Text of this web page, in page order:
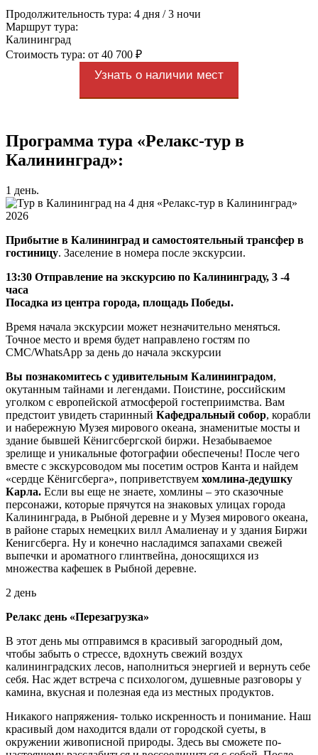
Продолжительность тура: 4 дня / 3 ночи
Маршрут тура:
Калининград
Стоимость тура: от 40 700 ₽
Узнать о наличии мест
Программа тура «Релакс-тур в
Калининград»:
1 день.
Прибытие в Калининград и самостоятельный трансфер в
гостиницу. Заселение в номера после экскурсии.
13:30 Отправление на экскурсию по Калининграду, 3 -4
часа
Посадка из центра города, площадь Победы.
Время начала экскурсии может незначительно меняться.
Точное место и время будет направлено гостям по
СМС/WhatsApp за день до начала экскурсии
Вы познакомитесь с удивительным Калининградом,
окутанным тайнами и легендами. Поистине, российским
уголком с европейской атмосферой гостеприимства. Вам
предстоит увидеть старинный Кафедральный собор, корабли
и набережную Музея мирового океана, знаменитые мосты и
здание бывшей Кёнигсбергской биржи. Незабываемое
зрелище и уникальные фотографии обеспечены! После чего
вместе с экскурсоводом мы посетим остров Канта и найдем
«сердце Кёнигсберга», поприветствуем хомлина-дедушку
Карла. Если вы еще не знаете, хомлины – это сказочные
персонажи, которые прячутся на знаковых улицах города
Калининграда, в Рыбной деревне и у Музея мирового океана,
в районе старых немецких вилл Амалиенау и у здания Биржи
Кенигсберга. Ну и конечно насладимся запахами свежей
выпечки и ароматного глинтвейна, доносящихся из
множества кафешек в Рыбной деревне.
2 день
Релакс день «Перезагрузка»
В этот день мы отправимся в красивый загородный дом,
чтобы забыть о стрессе, вдохнуть свежий воздух
калининградских лесов, наполниться энергией и вернуть себе
себя. Нас ждет встреча с психологом, душевные разговоры у
камина, вкусная и полезная еда из местных продуктов.
Никакого напряжения- только искренность и понимание. Наш
красивый дом находится вдали от городской суеты, в
окружении живописной природы. Здесь вы сможете по-